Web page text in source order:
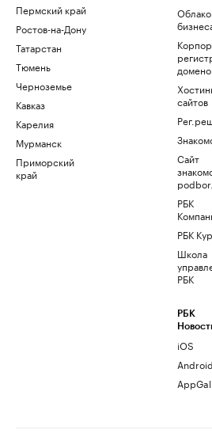
Пермский край
Ростов-на-Дону
Татарстан
Тюмень
Черноземье
Кавказ
Карелия
Мурманск
Приморский
край
сайтов
Сайт
РБК
РБК
Школа
РБК
РБК
iOS
Android